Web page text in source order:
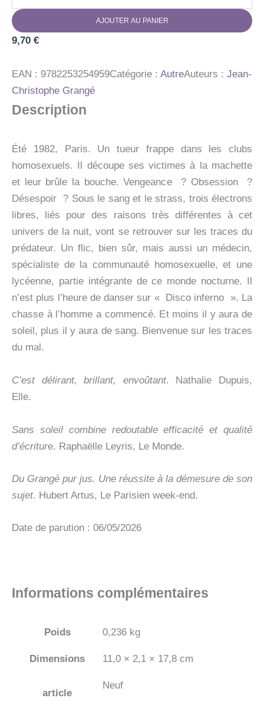
DISCO
INFERNO
(SANS
1)
AJOUTER AU PANIER
9,70 €
EAN : 9782253254959Catégorie : AutreAuteurs : Jean-
Christophe Grangé
Description
Été 1982, Paris. Un tueur frappe dans les clubs
homosexuels. Il découpe ses victimes à la machette
et leur brûle la bouche. Vengeance ? Obsession ?
Désespoir ? Sous le sang et le strass, trois électrons
libres, liés pour des raisons très différentes à cet
univers de la nuit, vont se retrouver sur les traces du
prédateur. Un flic, bien sûr, mais aussi un médecin,
spécialiste de la communauté homosexuelle, et une
lycéenne, partie intégrante de ce monde nocturne. Il
n’est plus l’heure de danser sur « Disco inferno ». La
chasse à l’homme a commencé. Et moins il y aura de
soleil, plus il y aura de sang. Bienvenue sur les traces
du mal.
C’est délirant, brillant, envoûtant. Nathalie Dupuis,
Elle.
Sans soleil combine redoutable efficacité et qualité
d’écriture. Raphaëlle Leyris, Le Monde.
Du Grangé pur jus. Une réussite à la démesure de son
sujet. Hubert Artus, Le Parisien week-end.
Date de parution : 06/05/2026
Informations complémentaires
Poids 0,236 kg
Dimensions 11,0 × 2,1 × 17,8 cm
article
Neuf